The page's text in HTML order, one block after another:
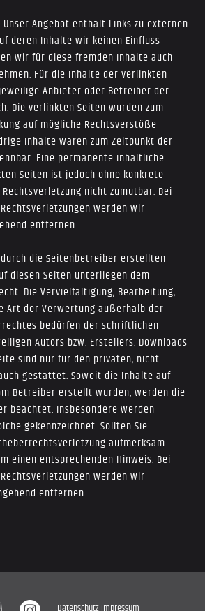
Unser Angebot enthält Links zu externen
deren Inhalte wir keinen Einfluss
wir für diese fremden Inhalte auch
Für die Inhalte der verlinkten
Anbieter oder Betreiber der
Die verlinkten Seiten wurden zum
auf mögliche Rechtsverstöße
Inhalte waren zum Zeitpunkt der
Eine permanente inhaltliche
Seiten ist jedoch ohne konkrete
nicht zumutbar. Bei
werden wir
entfernen.
die Seitenbetreiber erstellten
diesen Seiten unterliegen dem
Die Vervielfältigung, Bearbeitung,
Art der Verwertung außerhalb der
bedürfen der schriftlichen
Autors bzw. Erstellers. Downloads
sind nur für den privaten, nicht
gestattet. Soweit die Inhalte auf
Betreiber erstellt wurden, werden die
beachtet. Insbesondere werden
gekennzeichnet. Sollten Sie
aufmerksam
einen entsprechenden Hinweis. Bei
werden wir
entfernen.